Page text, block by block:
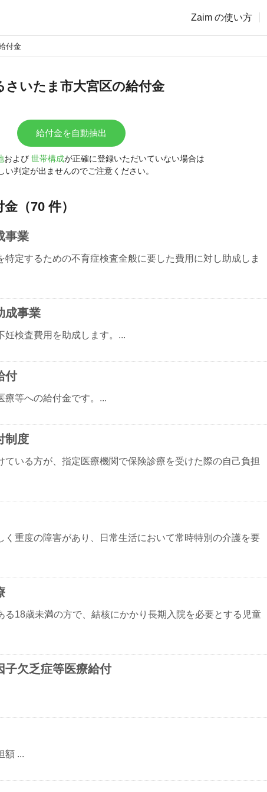
Zaim の使い方
付金
いたま市大宮区の給付金
給付金を自動抽出
および 世帯構成が正確に登録いただいていない場合は
い判定が出ませんのでご注意ください。
（70 件）
事業
特定するための不育症検査全般に要した費用に対し助成しま
成事業
妊検査費用を助成します。...
付
療等への給付金です。...
制度
ている方が、指定医療機関で保険診療を受けた際の自己負担
く重度の障害があり、日常生活において常時特別の介護を要
る18歳未満の方で、結核にかかり長期入院を必要とする児童
子欠乏症等医療給付
額 ...